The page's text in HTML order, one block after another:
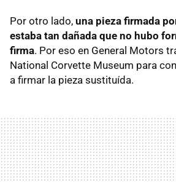
Por otro lado, una pieza firmada
estaba tan dañada que no hubo
firma. Por eso en General Motors
National Corvette Museum para
a firmar la pieza sustituída.